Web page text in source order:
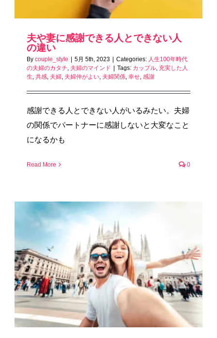
夫や妻に感謝できる人とできない人
の違い
By couple_style | 5月 5th, 2023 | Categories: 人生100年時代
の夫婦のカタチ 夫婦のマインド | Tags: カップル 充実した人
生 共感 夫婦 夫婦仲がよい 夫婦関係 幸せ 感謝
感謝できる人とできない人がいるみたい。夫婦
の関係でパートナーに感謝しないと大変なこと
になるかも
Read More 0